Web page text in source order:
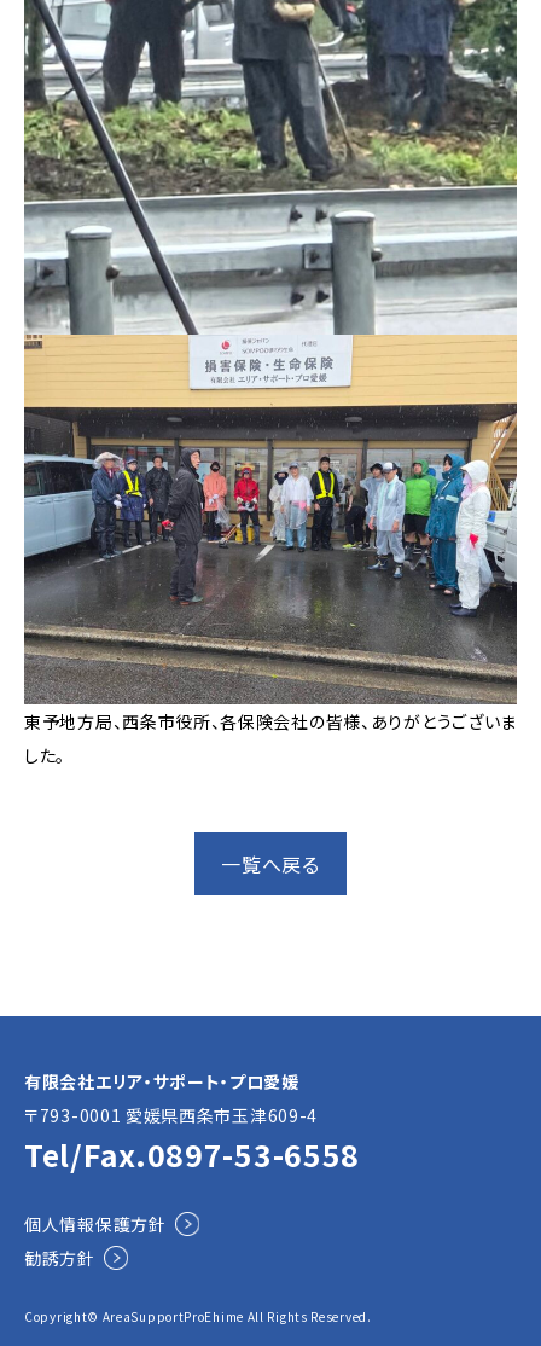
東予地方局、西条市役所、各保険会社の皆様、ありがとうございま
した。
一覧へ戻る
有限会社エリア・サポート・プロ愛媛
〒793-0001 愛媛県⻄条市玉津609-4
Tel/Fax.0897-53-6558
個人情報保護方針
勧誘方針
Copyright© AreaSupportProEhime All Rights Reserved.